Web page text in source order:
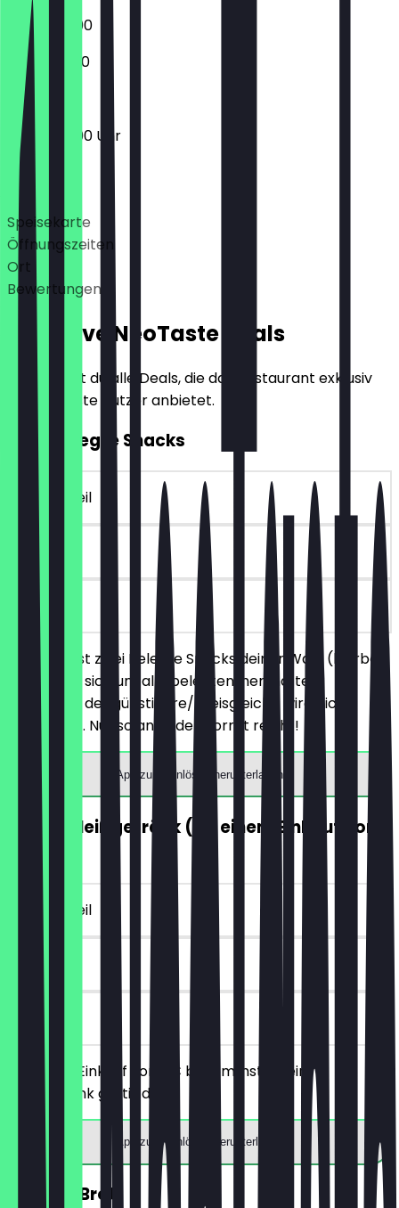
06:30 - 19:00
07:00 - 11:00
06:30 - 19:00 Uhr
Deals
Speisekarte
Öffnungszeiten
Ort
Bewertungen
Exklusive NeoTaste Deals
Hier findest du alle Deals, die das Restaurant exklusiv
für NeoTaste Nutzer anbietet.
2für1 Belegte Snacks
~€ 4 Vorteil
30 Tage
vor Ort
Du bestellst zwei Belegte Snacks deiner Wahl (hierbei
handelt es sich um alle belegten, herzhaften
Produkte), der günstigere/preisgleiche wird nicht
berechnet. Nur solange der Vorrat reicht!
App zum Einlösen herunterladen
GRATIS Heißgetränk (ab einem Einkauf von
~€ 4 Vorteil
7 Tage
vor Ort
Ab einem Einkauf von 5€ bekommst du ein
Heißgetränk gratis dazu.
App zum Einlösen herunterladen
30% auf Brot